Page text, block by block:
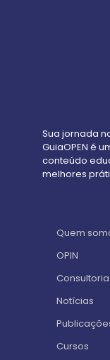
Sua jornada
GuiaOPEN é
conteúdo
melhores
Quem
OPIN
Consultoria
Notícias
Cursos